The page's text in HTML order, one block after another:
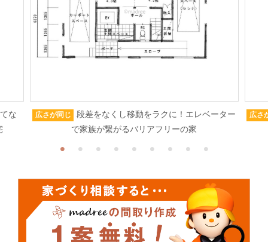
な
広さが同じ
段差をなくし移動をラクに！エレベーター
で家族が繋がるバリアフリーの家
広さ